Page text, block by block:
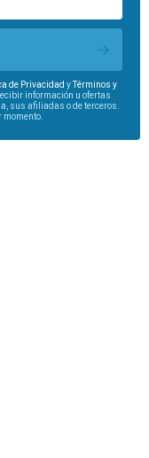
de Privacidad y
Términos y
información u ofertas
sus afiliadas o de terceros.
momento.